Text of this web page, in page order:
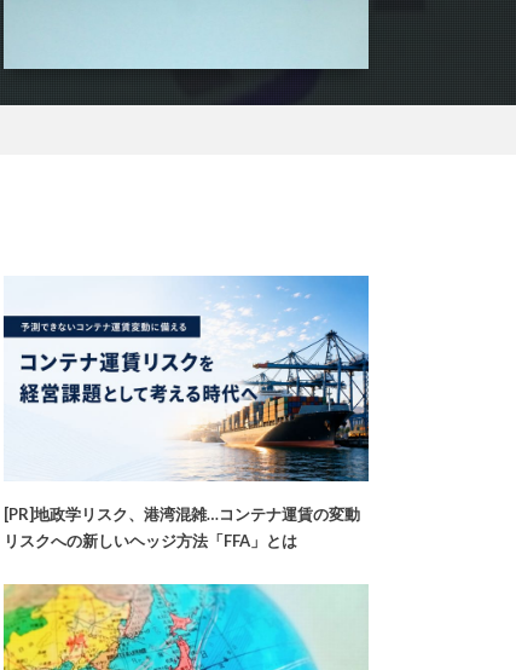
[PR]地政学リスク、港湾混雑…コンテナ運賃の変動
リスクへの新しいヘッジ方法「FFA」とは